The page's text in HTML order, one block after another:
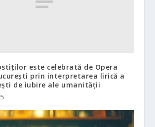
este celebrată de Opera
prin interpretarea lirică a
de iubire ale umanității